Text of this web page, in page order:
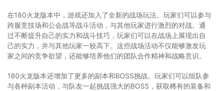
在180火龙版本中，游戏还加入了全新的战场玩法。玩家们可以参与
跨服竞技场和公会战等战斗活动，与其他玩家进行激烈的对战。通
过不断提升自己的实力和战斗技巧，玩家们可以在战场上展现出自
己的实力，并与其他玩家一较高下。这些战场活动不仅能够激发玩
家之间的竞争欲望，还能够培养他们的团队合作精神和战略意识。
180火龙版本还增加了更多的副本和BOSS挑战。玩家们可以组队参
与各种副本活动，与队友一起挑战强大的BOSS，获取稀有的装备和